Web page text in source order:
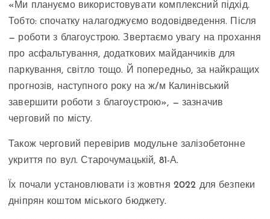
«Ми плануємо використовувати комплексний підхід.
Тобто: спочатку налагоджуємо водовідведення. Після
— роботи з благоустрою. Звертаємо увагу на прохання
про асфальтування, додаткових майданчиків для
паркування, світло тощо. Й попередньо, за найкращих
прогнозів, наступного року на ж/м Калинівський
завершити роботи з благоустрою», — зазначив
черговий по місту.
Також черговий перевірив модульне залізобетонне
укриття по вул. Старочумацькій, 81-А.
Їх почали установлювати із жовтня 2022 для безпеки
дніпрян коштом міського бюджету.